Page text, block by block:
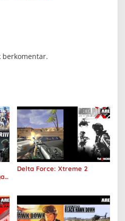
berkomentar.
Delta Force: Xtreme 2